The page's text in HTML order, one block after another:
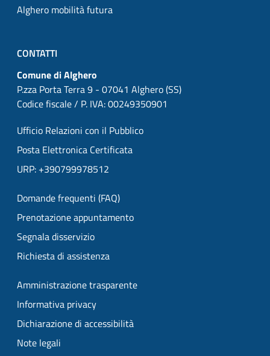
Alghero mobilità futura
CONTATTI
Comune di Alghero
P.zza Porta Terra 9 - 07041 Alghero (SS)
Codice fiscale / P. IVA: 00249350901
Ufficio Relazioni con il Pubblico
Posta Elettronica Certificata
URP: +390799978512
Domande frequenti (FAQ)
Prenotazione appuntamento
Segnala disservizio
Richiesta di assistenza
Amministrazione trasparente
Informativa privacy
Dichiarazione di accessibilità
Note legali